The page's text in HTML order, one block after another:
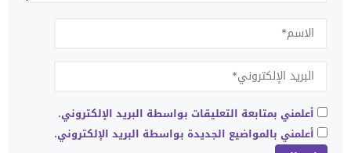
أعلمني بمتابعة التعليقات بواسطة البريد الإلكتروني.
أعلمني بالمواضيع الجديدة بواسطة البريد الإلكتروني.